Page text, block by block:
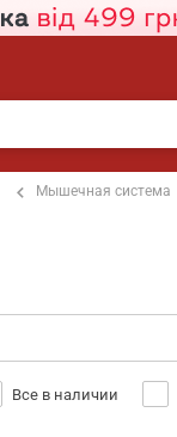
Мышечная система
Все в наличии